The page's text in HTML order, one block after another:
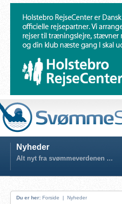
Nyheder
Alt nyt fra svømmeverdenen ...
Du er her: Forside | Nyheder